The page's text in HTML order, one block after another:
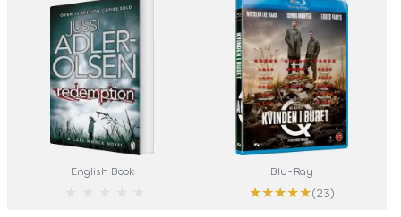
English Book Blu-Ray
★★★★★(23)